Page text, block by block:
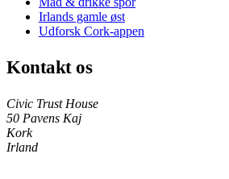
Irlands gamle øst
Udforsk Cork-appen
Kontakt os
Civic Trust House
50 Pavens Kaj
Kork
Irland